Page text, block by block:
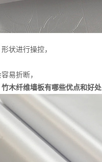
状进行操控，
易折断，
竹木纤维墙板有哪些优点和好处